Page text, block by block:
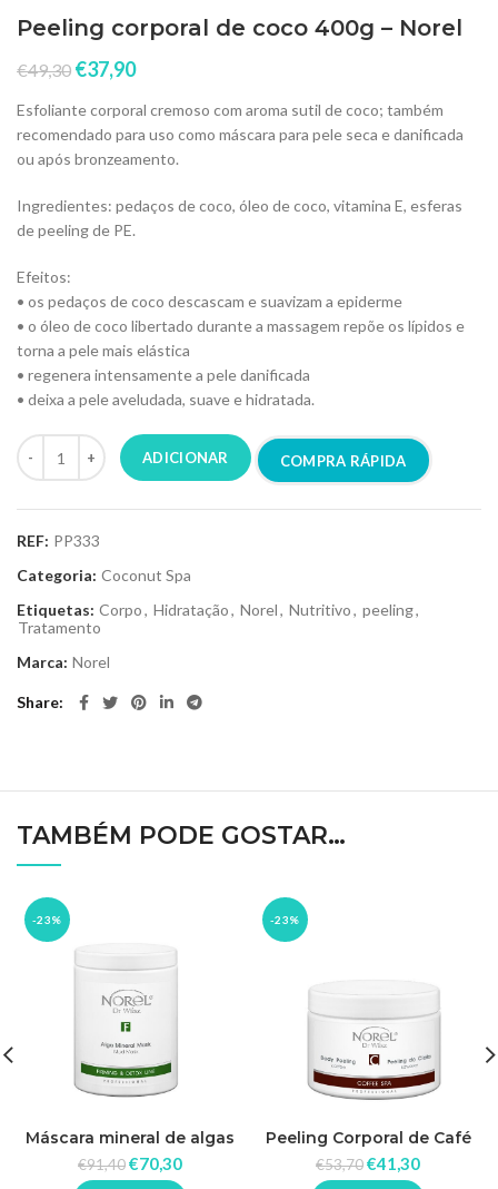
Peeling corporal de coco 400g – Norel
€49,30 €37,90
Esfoliante corporal cremoso com aroma sutil de coco; também
recomendado para uso como máscara para pele seca e danificada
ou após bronzeamento.
Ingredientes: pedaços de coco, óleo de coco, vitamina E, esferas
de peeling de PE.
Efeitos:
• os pedaços de coco descascam e suavizam a epiderme
• o óleo de coco libertado durante a massagem repõe os lípidos e
torna a pele mais elástica
• regenera intensamente a pele danificada
• deixa a pele aveludada, suave e hidratada.
ADICIONAR COMPRA RÁPIDA
REF: PP333
Categoria: Coconut Spa
Etiquetas: Corpo, Hidratação, Norel, Nutritivo, peeling,
Tratamento
Marca: Norel
Share
TAMBÉM PODE GOSTAR…
-23%
Máscara mineral de algas
máscara de lama 1000ml –
Norel
€91,40€70,30
-23%
Peeling Corporal de Café
500ml – Norel
€53,70€41,30